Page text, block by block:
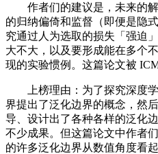
作者们的建议是，未来的解
的归纳偏倚和监督（即便是隐
究通过人为选取的损失「强迫
大不大，以及要形成能在多个
现的实验惯例。这篇论文被
上榜理由：为了探究深度学
界提出了泛化边界的概念，然
导、设计出了各种各样的泛化
不少成果。但这篇论文中作者
的许多泛化边界从数值角度看